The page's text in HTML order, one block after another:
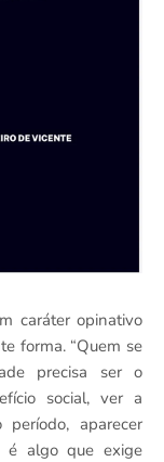
caráter opinativo
forma. “Quem se
precisa ser o
social, ver a
aparecer
é algo que exige